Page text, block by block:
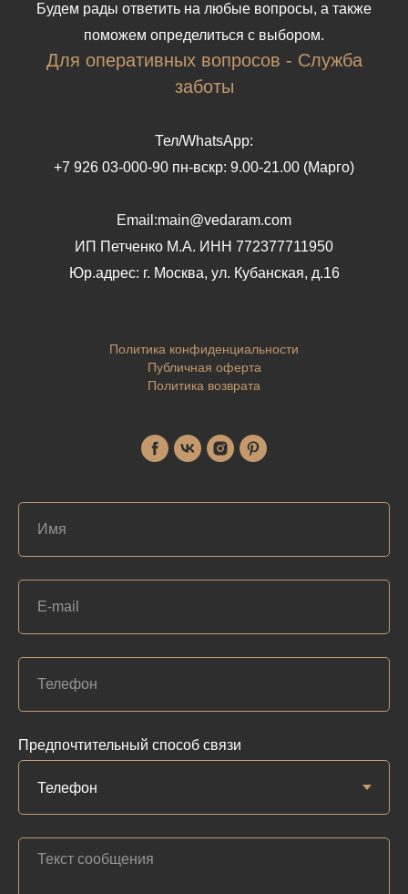
Будем рады ответить на любые вопросы, а также
поможем определиться с выбором.
Для оперативных вопросов - Служба
заботы
Тел/WhatsApp:
+7 926 03-000-90 пн-вскр: 9.00-21.00 (Марго)
Email:main@vedaram.com
ИП Петченко М.А. ИНН 772377711950
Юр.адрес: г. Москва, ул. Кубанская, д.16
Политика конфиденциальности
Публичная оферта
Политика возврата
Предпочтительный способ связи